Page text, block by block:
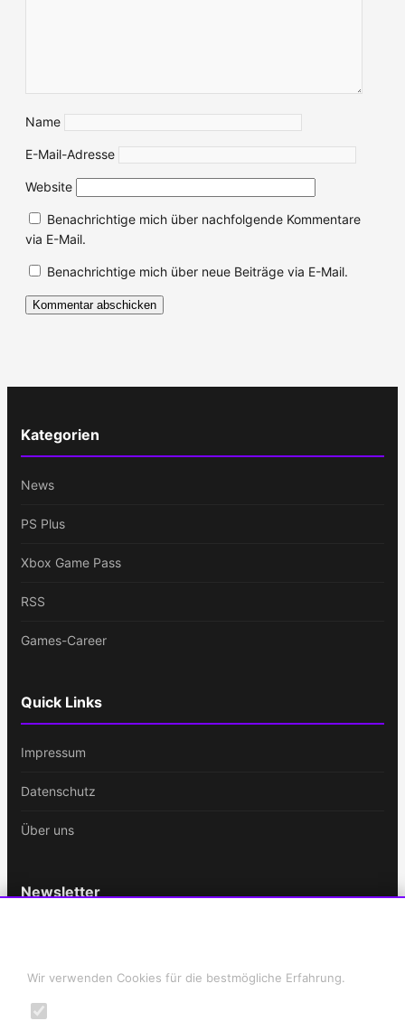
Name
E-Mail-Adresse
Website
Benachrichtige mich über nachfolgende Kommentare
via E-Mail.
Benachrichtige mich über neue Beiträge via E-Mail.
Kategorien
News
PS Plus
Xbox Game Pass
RSS
Games-Career
Quick Links
Impressum
Datenschutz
Über uns
Newsletter
E-
Wir verwenden Cookies für die bestmögliche Erfahrung.